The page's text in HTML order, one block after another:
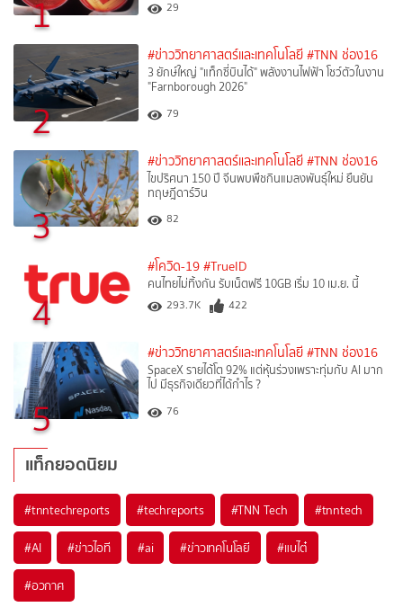
1 29
2
#ข่าววิทยาศาสตร์และเทคโนโลยี #TNN ช่อง16
3 ยักษ์ใหญ่ "แท็กซี่บินได้" พลังงานไฟฟ้า โชว์ตัวในงาน
"Farnborough 2026"
79
3
#ข่าววิทยาศาสตร์และเทคโนโลยี #TNN ช่อง16
ไขปริศนา 150 ปี จีนพบพืชกินแมลงพันธุ์ใหม่ ยืนยัน
ทฤษฎีดาร์วิน
82
4
#โควิด-19 #TrueID
คนไทยไม่ทิ้งกัน รับเน็ตฟรี 10GB เริ่ม 10 เม.ย. นี้
293.7K 422
5
#ข่าววิทยาศาสตร์และเทคโนโลยี #TNN ช่อง16
SpaceX รายได้โต 92% แต่หุ้นร่วงเพราะทุ่มกับ AI มาก
ไป มีธุรกิจเดียวที่ได้กำไร ?
76
แท็กยอดนิยม
#tnntechreports #techreports #TNN Tech #tnntech
#AI #ข่าวไอที #ai #ข่าวเทคโนโลยี #แบไต๋
#อวกาศ